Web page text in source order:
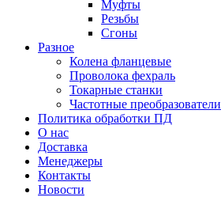
Муфты
Резьбы
Сгоны
Разное
Колена фланцевые
Проволока фехраль
Токарные станки
Частотные преобразователи
Политика обработки ПД
О нас
Доставка
Менеджеры
Контакты
Новости